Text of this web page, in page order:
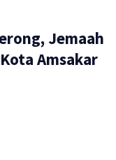
Jemaah
Amsakar